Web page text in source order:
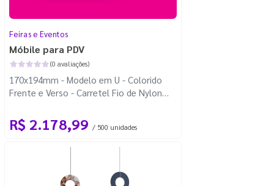
Feiras e Eventos
Móbile para PDV
(0 avaliações)
170x194mm - Modelo em U - Colorido
Frente e Verso - Carretel Fio de Nylon
R$ 2.178,99 / 500 unidades